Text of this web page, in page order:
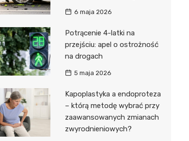
6 maja 2026
Potrącenie 4-latki na
przejściu: apel o ostrożność
na drogach
5 maja 2026
Kapoplastyka a endoproteza
– którą metodę wybrać przy
zaawansowanych zmianach
zwyrodnieniowych?